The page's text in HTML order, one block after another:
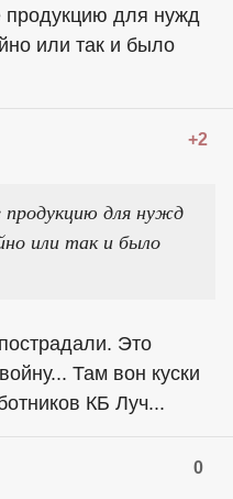
продукцию для нужд
или так и было
+2
продукцию для нужд
или так и было
Это
Там вон куски
КБ Луч...
0